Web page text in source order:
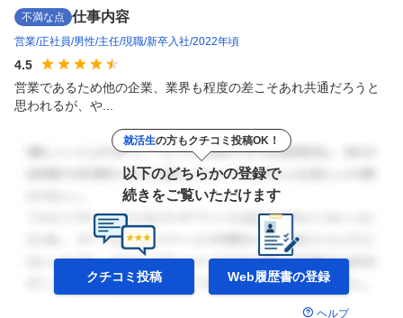
不満な点 仕事内容
営業 正社員 男性 主任 現職 新卒入社 2022年頃
4.5
営業であるため他の企業、業界も程度の差こそあれ共通だろうと
思われるが、や...
就活生の方もクチコミ投稿OK！
以下のどちらかの登録で
続きをご覧いただけます
クチコミ投稿 Web履歴書の登録
ヘルプ